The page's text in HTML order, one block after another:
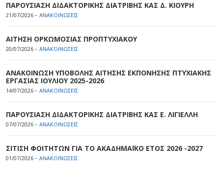
ΠΑΡΟΥΣΙΑΣΗ ΔΙΔΑΚΤΟΡΙΚΗΣ ΔΙΑΤΡΙΒΗΣ ΚΑΣ Δ. ΚΙΟΥΡΗ
21/07/2026 - ΑΝΑΚΟΙΝΩΣΕΙΣ
ΑΙΤΗΣΗ ΟΡΚΩΜΟΣΙΑΣ ΠΡΟΠΤΥΧΙΑΚΟΥ
20/07/2026 - ΑΝΑΚΟΙΝΩΣΕΙΣ
ΑΝΑΚΟΙΝΩΣΗ ΥΠΟΒΟΛΗΣ ΑΙΤΗΣΗΣ ΕΚΠΟΝΗΣΗΣ ΠΤΥΧΙΑΚΗΣ
ΕΡΓΑΣΙΑΣ ΙΟΥΛΙΟΥ 2025-2026
14/07/2026 - ΑΝΑΚΟΙΝΩΣΕΙΣ
ΠΑΡΟΥΣΙΑΣΗ ΔΙΔΑΚΤΟΡΙΚΗΣ ΔΙΑΤΡΙΒΗΣ ΚΑΣ Ε. ΛΙΓΙΕΛΛΗ
07/07/2026 - ΑΝΑΚΟΙΝΩΣΕΙΣ
ΣΙΤΙΣΗ ΦΟΙΤΗΤΩΝ ΓΙΑ ΤΟ ΑΚΑΔΗΜΑΪΚΟ ΕΤΟΣ 2026 -2027
01/07/2026 - ΑΝΑΚΟΙΝΩΣΕΙΣ